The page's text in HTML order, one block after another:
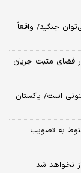
جنگید/ واقعاً
در فضای مثبت جریان
است/ پاکستان
به تصویب
نخواهد شد